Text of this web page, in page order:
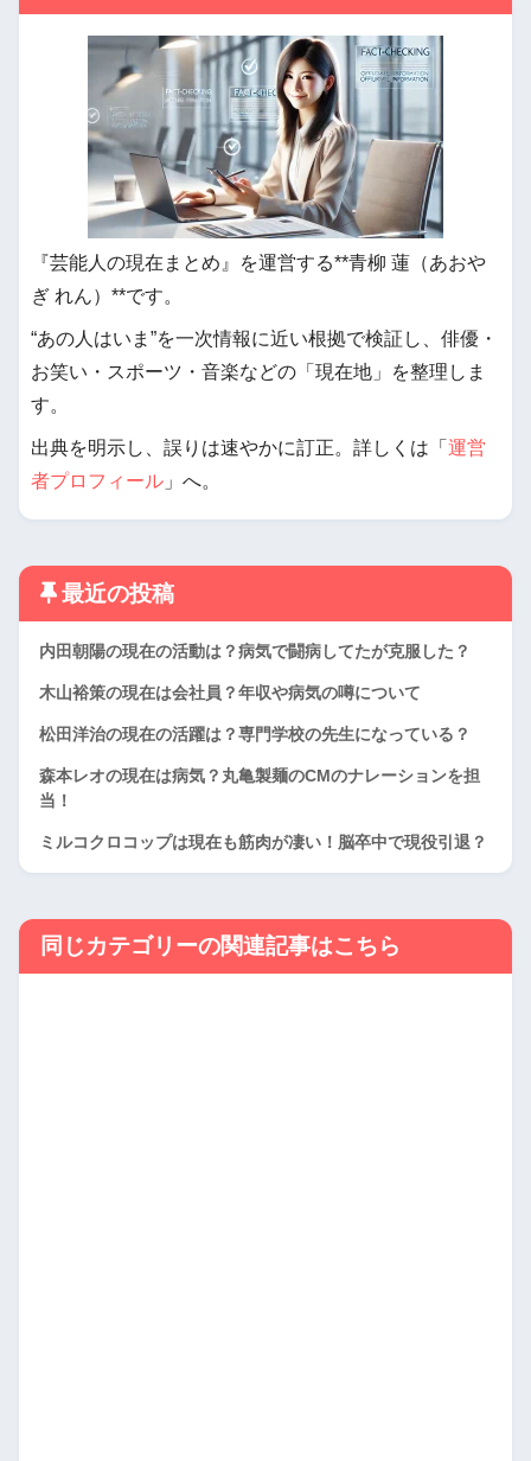
『芸能人の現在まとめ』を運営する**青柳 蓮（あおや
ぎ れん）**です。
“あの人はいま”を一次情報に近い根拠で検証し、俳優・
お笑い・スポーツ・音楽などの「現在地」を整理しま
す。
出典を明示し、誤りは速やかに訂正。詳しくは「 運営
者プロフィール 」へ。
最近の投稿
内田朝陽の現在の活動は？病気で闘病してたが克服した？
木山裕策の現在は会社員？年収や病気の噂について
松田洋治の現在の活躍は？専門学校の先生になっている？
森本レオの現在は病気？丸亀製麺のCMのナレーションを担
当！
ミルコクロコップは現在も筋肉が凄い！脳卒中で現役引退？
同じカテゴリーの関連記事はこちら